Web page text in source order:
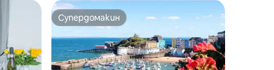
Супердомакин
Супердомакин